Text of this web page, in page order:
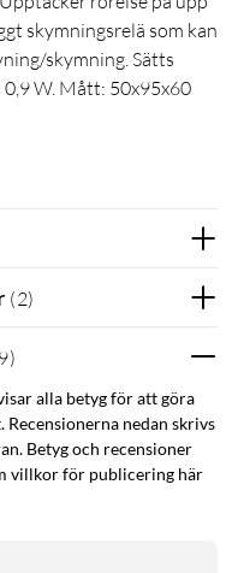
skymningsrelä som kan
skymning. Sätts
W. Mått: 50x95x60
(2)
)
alla betyg för att göra
nedan skrivs
Betyg och recensioner
villkor för publicering här